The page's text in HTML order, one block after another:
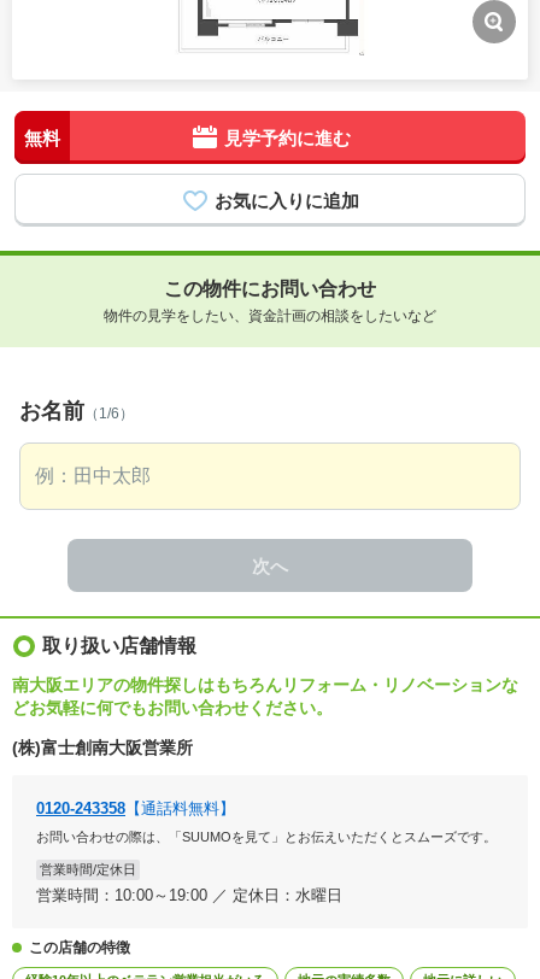
無料 見学予約に進む
この物件にお問い合わせ
物件の見学をしたい、資金計画の相談をしたいなど
お名前 （1/6）
次へ
取り扱い店舗情報
南大阪エリアの物件探しはもちろんリフォーム・リノベーションな
どお気軽に何でもお問い合わせください。
(株)富士創南大阪営業所
0120-243358 【通話料無料】
お問い合わせの際は、「SUUMOを見て」とお伝えいただくとスムーズです。
営業時間/定休日
営業時間：10:00～19:00 ／ 定休日：水曜日
この店舗の特徴